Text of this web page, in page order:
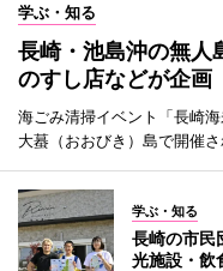
学ぶ・知る
長崎・池島沖の無
のすし店などが企画
海ごみ清掃イベント「長崎
大蟇（おおびき）島で開催さ
学ぶ・知る
長崎の市
光施設・飲